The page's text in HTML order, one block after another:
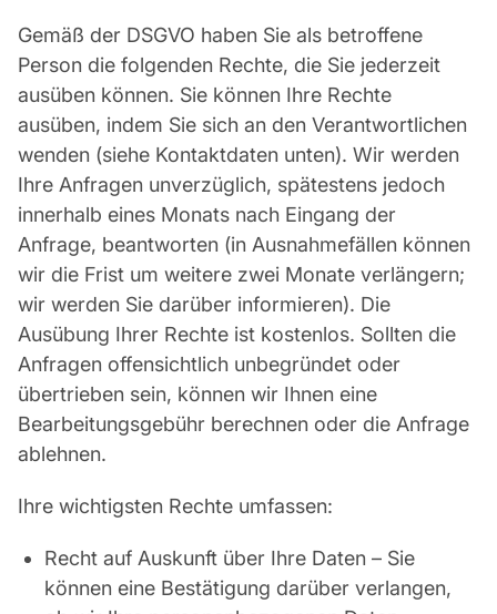
Gemäß der DSGVO haben Sie als betroffene
Person die folgenden Rechte, die Sie jederzeit
ausüben können. Sie können Ihre Rechte
ausüben, indem Sie sich an den Verantwortlichen
wenden (siehe Kontaktdaten unten). Wir werden
Ihre Anfragen unverzüglich, spätestens jedoch
innerhalb eines Monats nach Eingang der
Anfrage, beantworten (in Ausnahmefällen können
wir die Frist um weitere zwei Monate verlängern;
wir werden Sie darüber informieren). Die
Ausübung Ihrer Rechte ist kostenlos. Sollten die
Anfragen offensichtlich unbegründet oder
übertrieben sein, können wir Ihnen eine
Bearbeitungsgebühr berechnen oder die Anfrage
ablehnen.
Ihre wichtigsten Rechte umfassen:
Recht auf Auskunft über Ihre Daten – Sie
können eine Bestätigung darüber verlangen,